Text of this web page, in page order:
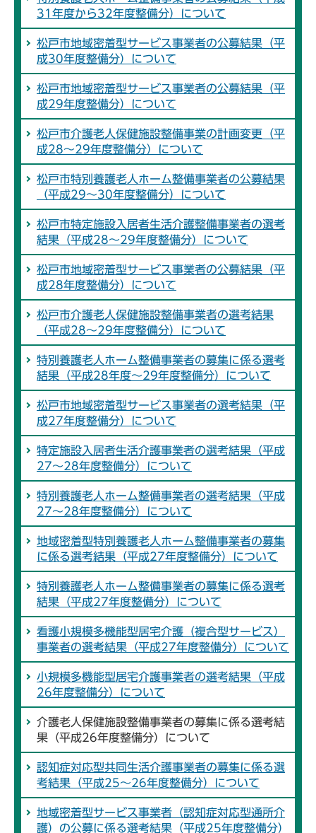
31年度から32年度整備分）について
松戸市地域密着型サービス事業者の公募結果（平
成30年度整備分）について
松戸市地域密着型サービス事業者の公募結果（平
成29年度整備分）について
松戸市介護老人保健施設整備事業の計画変更（平
成28～29年度整備分）について
松戸市特別養護老人ホーム整備事業者の公募結果
（平成29～30年度整備分）について
松戸市特定施設入居者生活介護整備事業者の選考
結果（平成28～29年度整備分）について
松戸市地域密着型サービス事業者の公募結果（平
成28年度整備分）について
松戸市介護老人保健施設整備事業者の選考結果
（平成28～29年度整備分）について
特別養護老人ホーム整備事業者の募集に係る選考
結果（平成28年度～29年度整備分）について
松戸市地域密着型サービス事業者の選考結果（平
成27年度整備分）について
特定施設入居者生活介護事業者の選考結果（平成
27～28年度整備分）について
特別養護老人ホーム整備事業者の選考結果（平成
27～28年度整備分）について
地域密着型特別養護老人ホーム整備事業者の募集
に係る選考結果（平成27年度整備分）について
特別養護老人ホーム整備事業者の募集に係る選考
結果（平成27年度整備分）について
看護小規模多機能型居宅介護（複合型サービス）
事業者の選考結果（平成27年度整備分）について
小規模多機能型居宅介護事業者の選考結果（平成
26年度整備分）について
介護老人保健施設整備事業者の募集に係る選考結
果（平成26年度整備分）について
認知症対応型共同生活介護事業者の募集に係る選
考結果（平成25～26年度整備分）について
地域密着型サービス事業者（認知症対応型通所介
護）の公募に係る選考結果（平成25年度整備分）